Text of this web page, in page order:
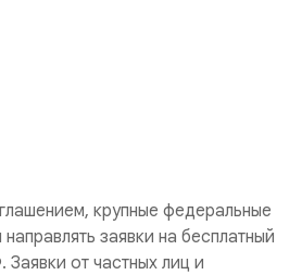
крупные федеральные
заявки на бесплатный
от частных лиц и